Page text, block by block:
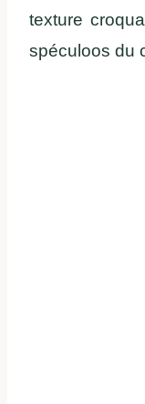
texture
spéculoos du